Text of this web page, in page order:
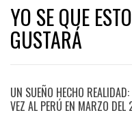
YO SE QUE
GUSTARÁ
UN SUEÑO HECHO
VEZ AL PERÚ EN MARZO